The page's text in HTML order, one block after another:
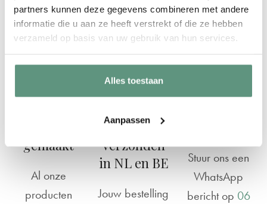
partners kunnen deze gegevens combineren met andere
informatie die u aan ze heeft verstrekt of die ze hebben
verzameld op basis van uw gebruik van hun services.
Alles toestaan
Aanpassen
gemaakt
Al onze
producten
Snel
verzonden
in NL en BE
Jouw bestelling
Stuur ons een
WhatsApp
bericht op 06